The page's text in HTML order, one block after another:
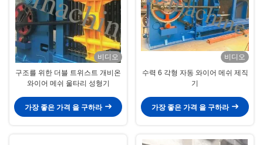
비디오
구조를 위한 더블 트위스트 개비온
와이어 메쉬 울타리 성형기
가장 좋은 가격 을 구하라
비디오
수력 6 각형 자동 와이어 메쉬 제직
기
가장 좋은 가격 을 구하라